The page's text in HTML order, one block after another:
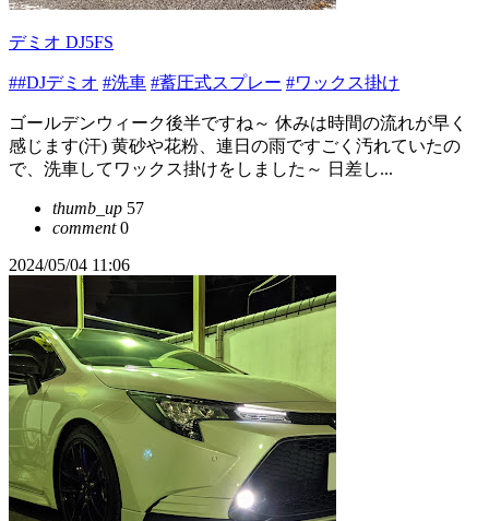
デミオ DJ5FS
##DJデミオ #洗車 #蓄圧式スプレー #ワックス掛け
ゴールデンウィーク後半ですね～ 休みは時間の流れが早く
感じます(汗) 黄砂や花粉、連日の雨ですごく汚れていたの
で、洗車してワックス掛けをしました～ 日差し...
thumb_up 57
comment0
2024/05/04 11:06